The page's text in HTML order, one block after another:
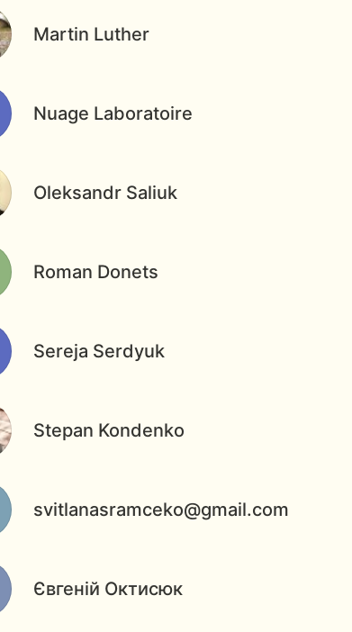
Martin Luther
Nuage Laboratoire
Oleksandr Saliuk
Roman Donets
Sereja Serdyuk
Stepan Kondenko
svitlanasramceko@gmail.com
Євгеній Октисюк